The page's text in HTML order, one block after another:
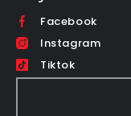
Facebook
Instagram
Tiktok